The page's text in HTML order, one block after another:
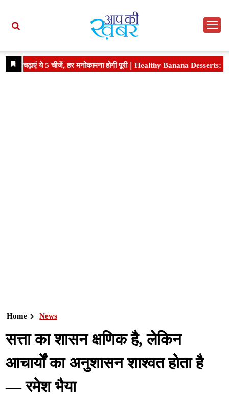
Home News
सत्ता का शासन क्षणिक है, लेकिन
आचार्यों का अनुशासन शाश्वत होता है
— रमेश भैया